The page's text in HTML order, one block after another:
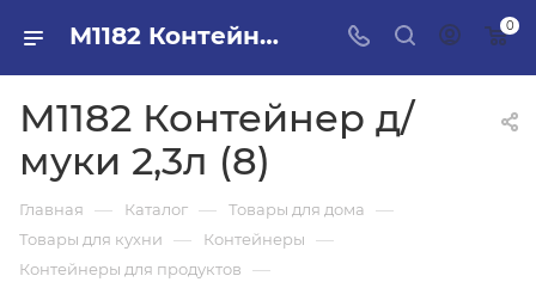
М1182 Контейнер д/муки 2,3л (8) в ПИЛОН — купить стройматериалы в интернет-магазине ПИЛОН с доставкой оптом и в розницу 0
М1182 Контейнер д/
муки 2,3л (8)
Главная — Каталог — Товары для дома —
Товары для кухни — Контейнеры —
Контейнеры для продуктов —